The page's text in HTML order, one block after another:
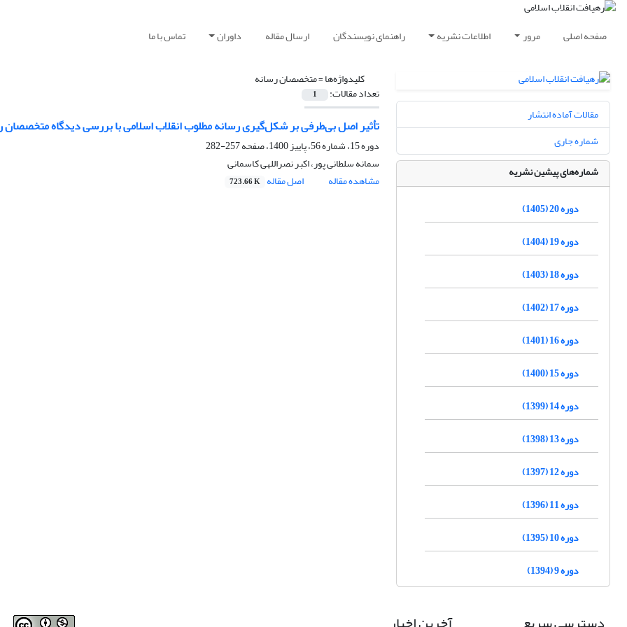
صفحه اصلی مرور اطلاعات نشریه راهنمای نویسندگان ارسال مقاله داوران تماس با ما
کلیدواژه‌ها =متخصصان رسانه
تعداد مقالات: 1
تأثیر اصل بی‌طرفی بر شکل‌گیری رسانه مطلوب انقلاب اسلامی با بررسی دیدگاه متخصصان
دوره 15، شماره 56، پاییز 1400، صفحه
257-282
سمانه سلطانی پور، اکبر نصراللهی کاسمانی
مشاهده مقاله
اصل مقاله 723.66 K
مقالات آماده انتشار
شماره جاری
شماره‌های پیشین نشریه
دوره 20 (1405)
دوره 19 (1404)
دوره 18 (1403)
دوره 17 (1402)
دوره 16 (1401)
دوره 15 (1400)
دوره 14 (1399)
دوره 13 (1398)
دوره 12 (1397)
دوره 11 (1396)
دوره 10 (1395)
دوره 9 (1394)